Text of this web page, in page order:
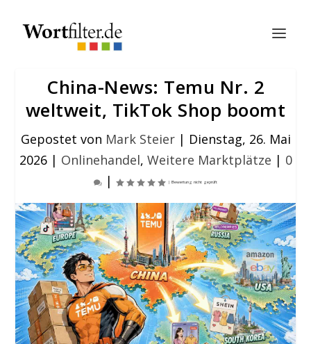
China-News: Temu Nr. 2
weltweit, TikTok Shop boomt
Gepostet von Mark Steier| Dienstag, 26. Mai
2026| Onlinehandel, Weitere Marktplätze | 0
|